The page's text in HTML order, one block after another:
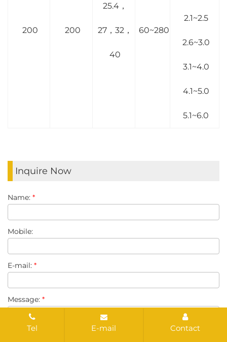
200 200
25.4，
27，32，
40
60~280
2.1~2.5
2.6~3.0
3.1~4.0
4.1~5.0
5.1~6.0
Inquire Now
Name: *
Mobile:
E-mail: *
Message: *
Tel E-mail Contact